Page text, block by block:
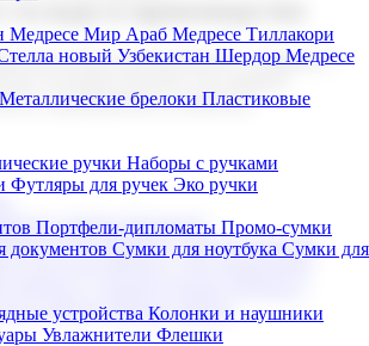
Медресе Мир Араб Медресе Тиллакори
новый Узбекистан Шердор Медресе
Металлические брелоки Пластиковые
ручки Наборы с ручками
Футляры для ручек Эко ручки
Портфели-дипломаты Промо-сумки
документов Сумки для ноутбука Сумки для
устройства Колонки и наушники
Увлажнители Флешки
и производство
выбор корпоративных подарков и
В нашем каталоге вы найдете
мероприятия и клиентов.
наборы Кошельки
ручекНаборы с аккумуляторами
для воды
Наборы с ежедневниками
наборыЧайные наборы